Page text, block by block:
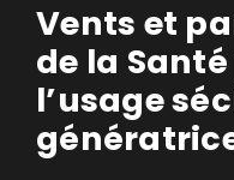
Vents et
de la
l’usage